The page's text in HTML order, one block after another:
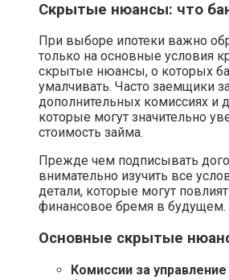
Скрытые нюансы: что
При выборе ипотеки важно
только на основные условия
скрытые нюансы, о которых
умалчивать. Часто заемщики
дополнительных комиссиях и
которые могут значительно
стоимость займа.
Прежде чем подписывать
внимательно изучить все
детали, которые могут
финансовое бремя в будущем.
Основные скрытые
Комиссии за